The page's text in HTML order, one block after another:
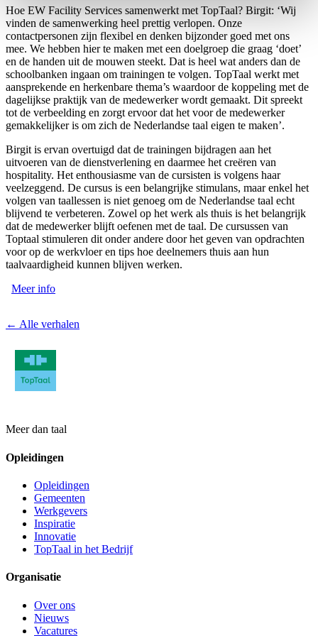
Hoe EW Facility Services samenwerkt met TopTaal? Birgit: ‘Wij
vinden de samenwerking heel prettig verlopen. Onze
contactpersonen zijn flexibel en denken bijzonder goed met ons
mee. We hebben hier te maken met een doelgroep die graag ‘doet’
en de handen uit de mouwen steekt. Dat is heel wat anders dan de
schoolbanken ingaan om trainingen te volgen. TopTaal werkt met
aansprekende en herkenbare thema’s waardoor de koppeling met de
dagelijkse praktijk van de medewerker wordt gemaakt. Dit spreekt
tot de verbeelding en zorgt ervoor dat het voor de medewerker
gemakkelijker is om zich de Nederlandse taal eigen te maken’.
Birgit is ervan overtuigd dat de trainingen bijdragen aan het
uitvoeren van de dienstverlening en daarmee het creëren van
hospitality. Het enthousiasme van de cursisten is volgens haar
veelzeggend. De cursus is een belangrijke stimulans, maar enkel het
volgen van taallessen is niet genoeg om de Nederlandse taal echt
blijvend te verbeteren. Zowel op het werk als thuis is het belangrijk
dat de medewerker blijft oefenen met de taal. De cursussen van
Toptaal stimuleren dit onder andere door het geven van opdrachten
voor op de werkvloer en tips hoe deelnemers thuis aan hun
taalvaardigheid kunnen blijven werken.
Meer info
← Alle verhalen
Meer dan taal
Opleidingen
Opleidingen
Gemeenten
Werkgevers
Inspiratie
Innovatie
TopTaal in het Bedrijf
Organisatie
Over ons
Nieuws
Vacatures